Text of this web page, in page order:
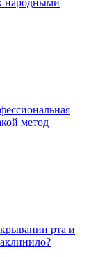
метод
рта и